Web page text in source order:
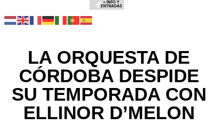
+ INFO Y
ENTRADAS
LA ORQUESTA DE
CÓRDOBA DESPIDE
SU TEMPORADA CON
ELLINOR D’MELON